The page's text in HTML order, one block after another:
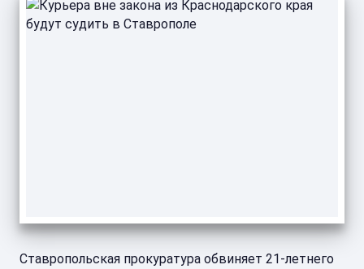
Ставропольская прокуратура обвиняет 21-летнего